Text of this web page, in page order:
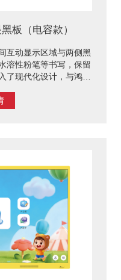
板（电容款）
互动显示区域与两侧黑
溶性粉笔等书写，保留
了现代化设计，与鸿合